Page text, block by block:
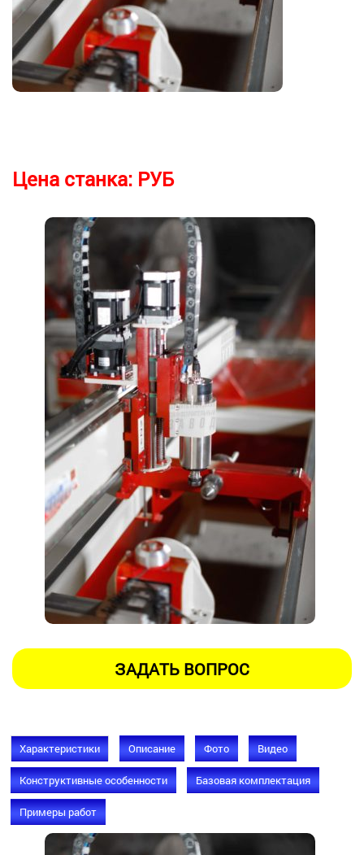
Цена станка: РУБ
Характеристики Описание Фото Видео
Конструктивные особенности Базовая комплектация
Примеры работ